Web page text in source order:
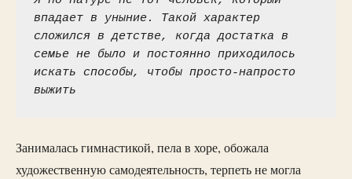
впадает в уныние. Такой характер
сложился в детстве, когда достатка в
семье не было и постоянно приходилось
искать способы, чтобы просто-напросто
выжить
Занималась гимнастикой, пела в хоре, обожала
художественную самодеятельность, терпеть не могла